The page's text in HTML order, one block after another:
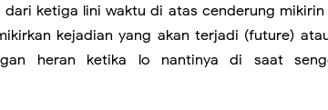
ketiga lini waktu di atas cenderung mikirin
kejadian yang akan terjadi (future)
heran ketika lo nantinya di saat